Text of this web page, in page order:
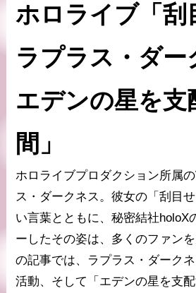
ホロライブ「刮
ラプラス・ダー
エデンの星を支
間」
ホロライブプロダクション所属
ス・ダークネス。彼女の「刮目
い言葉とともに、秘密結社holoX
ーしたその姿は、多くのファン
の記事では、ラプラス・ダーク
活動、そして「エデンの星を支